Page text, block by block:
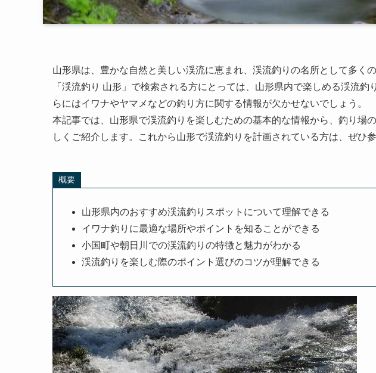
山形県は、豊かな自然と美しい渓流に恵まれ、渓流釣りの名所として多く
「渓流釣り 山形」で検索される方にとっては、山形県内で楽しめる渓流釣
らにはイワナやヤマメなどの釣り方に関する情報が欠かせないでしょう。
本記事では、山形県で渓流釣りを楽しむための基本的な情報から、釣り場
しくご紹介します。これから山形で渓流釣りを計画されている方は、ぜひ
概要
山形県内のおすすめ渓流釣りスポットについて理解できる
イワナ釣りに最適な場所やポイントを知ることができる
小国町や朝日川での渓流釣りの特徴と魅力がわかる
渓流釣りを楽しむ際のポイント選びのコツが理解できる